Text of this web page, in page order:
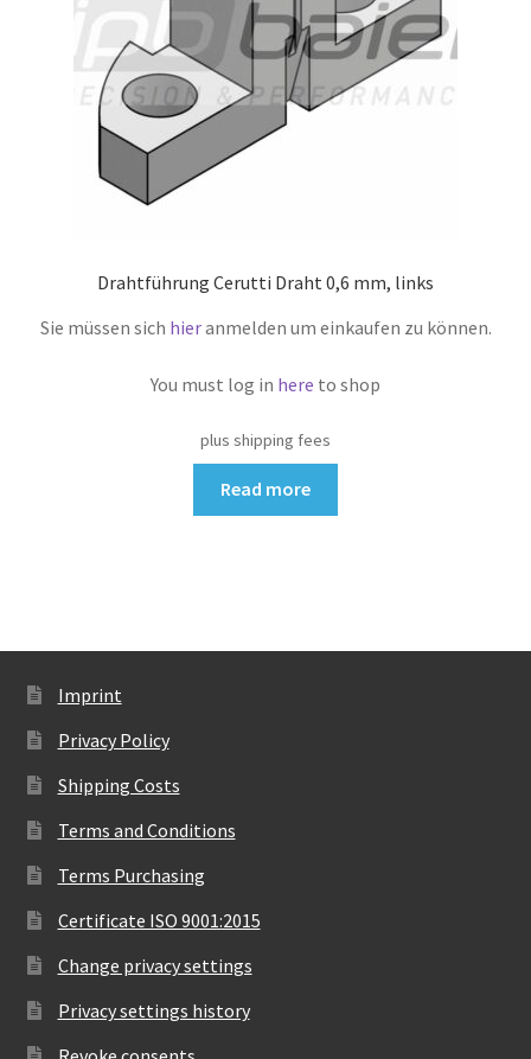
Drahtführung Cerutti Draht 0,6 mm, links
Sie müssen sich hieranmelden um einkaufen zu können.
You must log in here to shop
plus shipping fees
Read more
Imprint
Privacy Policy
Shipping Costs
Terms and Conditions
Terms Purchasing
Certificate ISO 9001:2015
Change privacy settings
Privacy settings history